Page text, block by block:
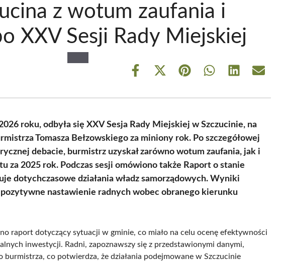
z wotum zaufania i
XXV Sesji Rady Miejskiej
Share
Share
(Twitter)
Share Share Share Share
roku, odbyła się XXV Sesja Rady Miejskiej w Szczucinie, na
Tomasza Bełzowskiego za miniony rok. Po szczegółowej
debacie, burmistrz uzyskał zarówno wotum zaufania, jak i
za 2025 rok. Podczas sesji omówiono także Raport o stanie
dotychczasowe działania władz samorządowych. Wyniki
nastawienie radnych wobec obranego kierunku
raport dotyczący sytuacji w gminie, co miało na celu ocenę efektywności
inwestycji. Radni, zapoznawszy się z przedstawionymi danymi,
burmistrza, co potwierdza, że działania podejmowane w Szczucinie